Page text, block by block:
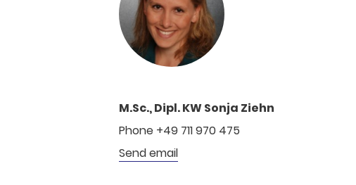
M.Sc., Dipl. KW Sonja Ziehn
Phone +49 711 970 475
Send email